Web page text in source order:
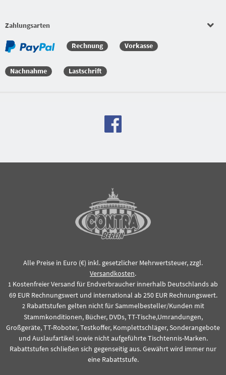
Bekleidungssets
Bekleidungssets
Versandkostenfreie Bestellung
Zahlungsarten
Rechnung Vorkasse
Nachnahme Lastschrift
Alle Preise in Euro (€) inkl. gesetzlicher Mehrwertsteuer, zzgl.
Versandkosten.
1 Kostenfreier Versand für Endverbraucher innerhalb Deutschlands ab
69 EUR Rechnungswert und international ab 250 EUR Rechnungswert.
2Rabattstufen gelten nicht für Sammelbesteller/Kunden mit
Stammkonditionen, Bücher, DVDs, TT-Tische,Umrandungen,
Großgeräte, TT-Roboter, Testkoffer, Komplettschläger, Sonderangebote
und Auslaufartikel sowie nicht aufgeführte Tischtennis-Marken.
Rabattstufen schließen sich gegenseitig aus. Gewährt wird immer nur
eine Rabattstufe.